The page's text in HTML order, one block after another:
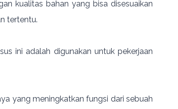
kualitas bahan yang bisa disesuaikan
tertentu.
ini adalah digunakan untuk pekerjaan
yang meningkatkan fungsi dari sebuah